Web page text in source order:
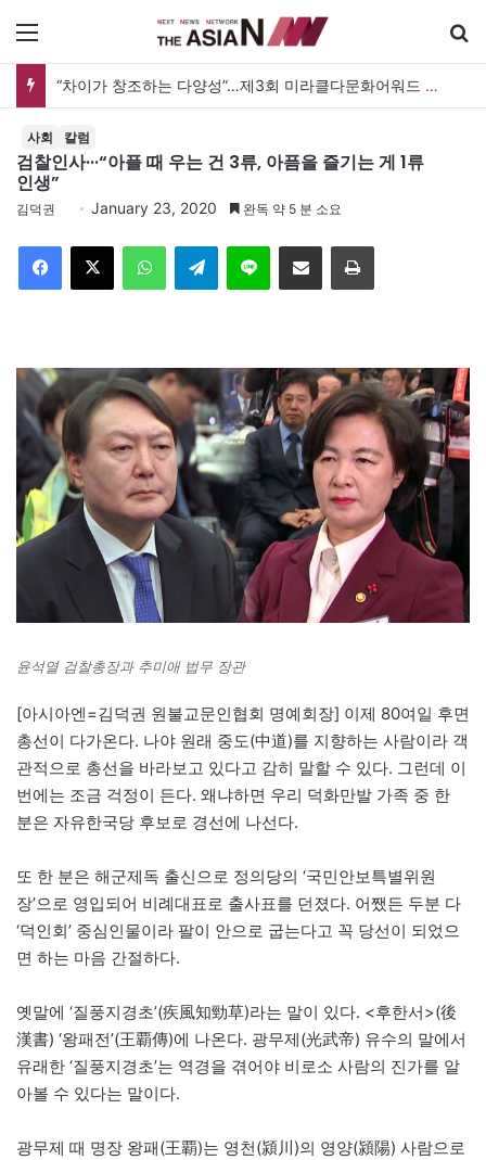
“차이가 창조하는 다양성”…제3회 미라클다문화어워드 시상식
사회 칼럼
검찰인사···“아플 때 우는 건 3류, 아픔을 즐기는 게 1류
인생”
김덕권 January 23, 2020 완독 약 5 분 소요
Telegram 이메일
윤석열 검찰총장과 추미애 법무 장관
[아시아엔=김덕권 원불교문인협회 명예회장] 이제 80여일 후면
총선이 다가온다. 나야 원래 중도(中道)를 지향하는 사람이라 객
관적으로 총선을 바라보고 있다고 감히 말할 수 있다. 그런데 이
번에는 조금 걱정이 든다. 왜냐하면 우리 덕화만발 가족 중 한
분은 자유한국당 후보로 경선에 나선다.
또 한 분은 해군제독 출신으로 정의당의 ‘국민안보특별위원
장’으로 영입되어 비례대표로 출사표를 던졌다. 어쨌든 두분 다
‘덕인회’ 중심인물이라 팔이 안으로 굽는다고 꼭 당선이 되었으
면 하는 마음 간절하다.
옛말에 ‘질풍지경초’(疾風知勁草)라는 말이 있다. <후한서>(後
漢書) ‘왕패전’(王覇傳)에 나온다. 광무제(光武帝) 유수의 말에서
유래한 ‘질풍지경초’는 역경을 겪어야 비로소 사람의 진가를 알
아볼 수 있다는 말이다.
광무제 때 명장 왕패(王覇)는 영천(潁川)의 영양(潁陽) 사람으로